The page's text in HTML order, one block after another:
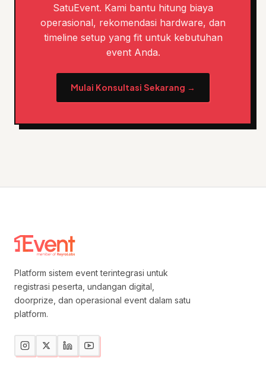
SatuEvent. Kami bantu hitung biaya
operasional, rekomendasi hardware, dan
timeline setup yang fit untuk kebutuhan
event Anda.
Mulai Konsultasi Sekarang →
Platform sistem event terintegrasi untuk
registrasi peserta, undangan digital,
doorprize, dan operasional event dalam satu
platform.